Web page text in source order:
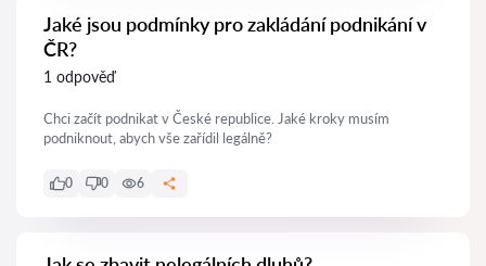
Jaké jsou podmínky pro zakládání podnikání v
ČR?
1 odpověď
Chci začít podnikat v České republice. Jaké kroky musím
podniknout, abych vše zařídil legálně?
0 0 6